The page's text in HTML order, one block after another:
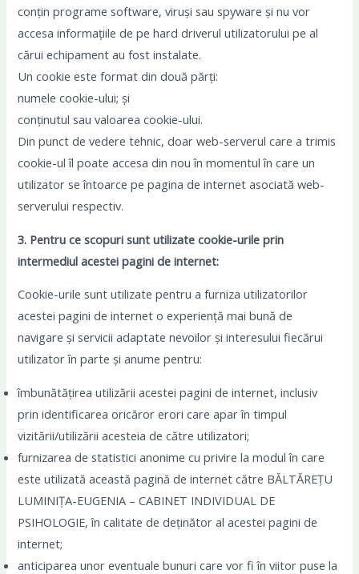
conțin programe software, viruși sau spyware și nu vor
accesa informațiile de pe hard driverul utilizatorului pe al
cărui echipament au fost instalate.
Un cookie este format din două părți:
numele cookie-ului; și
conținutul sau valoarea cookie-ului.
Din punct de vedere tehnic, doar web-serverul care a trimis
cookie-ul îl poate accesa din nou în momentul în care un
utilizator se întoarce pe pagina de internet asociată web-
serverului respectiv.
3. Pentru ce scopuri sunt utilizate cookie-urile prin
intermediul acestei pagini de internet:
Cookie-urile sunt utilizate pentru a furniza utilizatorilor
acestei pagini de internet o experiență mai bună de
navigare și servicii adaptate nevoilor și interesului fiecărui
utilizator în parte și anume pentru:
îmbunătățirea utilizării acestei pagini de internet, inclusiv
prin identificarea oricăror erori care apar în timpul
vizitării/utilizării acesteia de către utilizatori;
furnizarea de statistici anonime cu privire la modul în care
este utilizată această pagină de internet către BĂLTĂREȚU
LUMINIȚA-EUGENIA – CABINET INDIVIDUAL DE
PSIHOLOGIE, în calitate de deținător al acestei pagini de
internet;
anticiparea unor eventuale bunuri care vor fi în viitor puse la